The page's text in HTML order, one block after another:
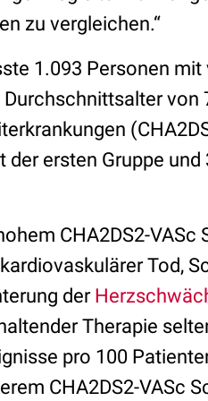
zu vergleichen.“
1.093 Personen
der ersten Gruppe
CHA2DS2-
Tod,
der
Therapie
pro 100
CHA2DS2-VASc